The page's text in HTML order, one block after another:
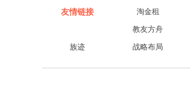
友情链接 淘金租
教友方舟‌
族迹
战略布局